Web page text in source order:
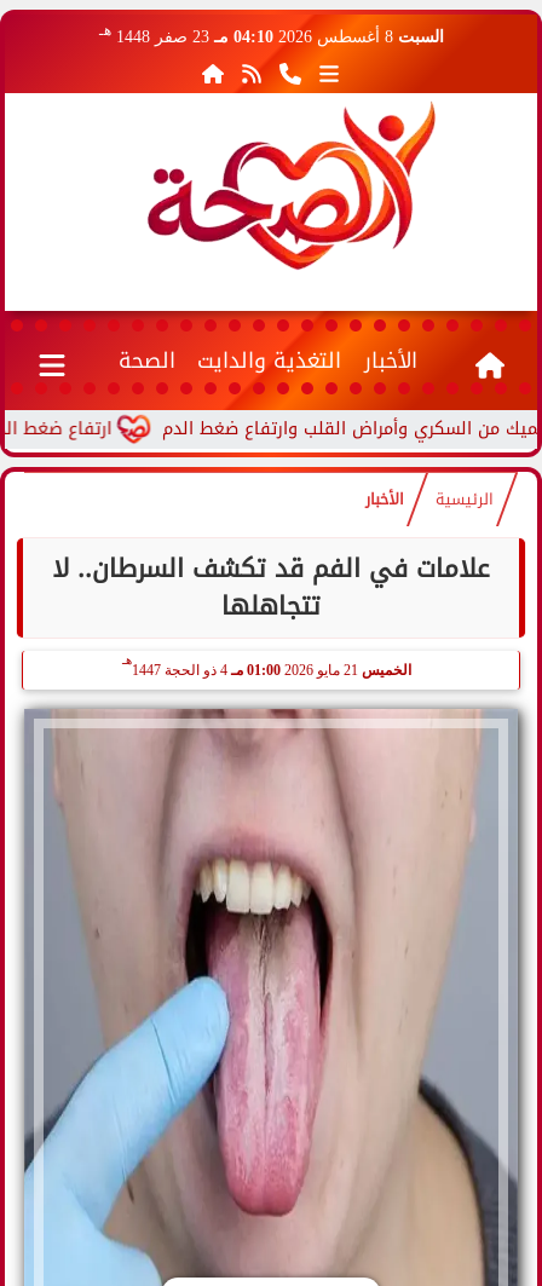
السبت 8 أغسطس 2026 04:10 مـ 23 صفر 1448 هـ
الأخبار التغذية والدايت الصحة
ارتفاع ضغط الدم
الرئيسية الأخبار
علامات في الفم قد تكشف السرطان.. لا
تتجاهلها
الخميس 01:00 مـ 4 ذو الحجة 1447
هـ